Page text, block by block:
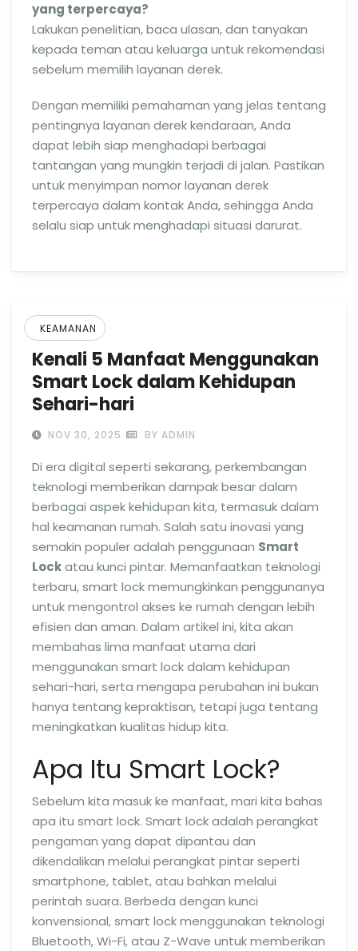
yang terpercaya?
Lakukan penelitian, baca ulasan, dan tanyakan
kepada teman atau keluarga untuk rekomendasi
sebelum memilih layanan derek.
Dengan memiliki pemahaman yang jelas tentang
pentingnya layanan derek kendaraan, Anda
dapat lebih siap menghadapi berbagai
tantangan yang mungkin terjadi di jalan. Pastikan
untuk menyimpan nomor layanan derek
terpercaya dalam kontak Anda, sehingga Anda
selalu siap untuk menghadapi situasi darurat.
KEAMANAN
Kenali 5 Manfaat Menggunakan
Smart Lock dalam Kehidupan
Sehari-hari
NOV 30, 2025 BY ADMIN
Di era digital seperti sekarang, perkembangan
teknologi memberikan dampak besar dalam
berbagai aspek kehidupan kita, termasuk dalam
hal keamanan rumah. Salah satu inovasi yang
semakin populer adalah penggunaan Smart
Lockatau kunci pintar. Memanfaatkan teknologi
terbaru, smart lock memungkinkan penggunanya
untuk mengontrol akses ke rumah dengan lebih
efisien dan aman. Dalam artikel ini, kita akan
membahas lima manfaat utama dari
menggunakan smart lock dalam kehidupan
sehari-hari, serta mengapa perubahan ini bukan
hanya tentang kepraktisan, tetapi juga tentang
meningkatkan kualitas hidup kita.
Apa Itu Smart Lock?
Sebelum kita masuk ke manfaat, mari kita bahas
apa itu smart lock. Smart lock adalah perangkat
pengaman yang dapat dipantau dan
dikendalikan melalui perangkat pintar seperti
smartphone, tablet, atau bahkan melalui
perintah suara. Berbeda dengan kunci
konvensional, smart lock menggunakan teknologi
Bluetooth, Wi-Fi, atau Z-Wave untuk memberikan